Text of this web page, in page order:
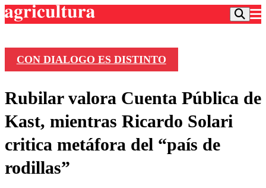
Frecuencias
Agricultura TV
Deportes
Colo Colo
Motor
Entretención
Noticias
CON DIALOGO ES DISTINTO
Rubilar valora Cuenta Pública de
Kast, mientras Ricardo Solari
critica metáfora del “país de
rodillas”